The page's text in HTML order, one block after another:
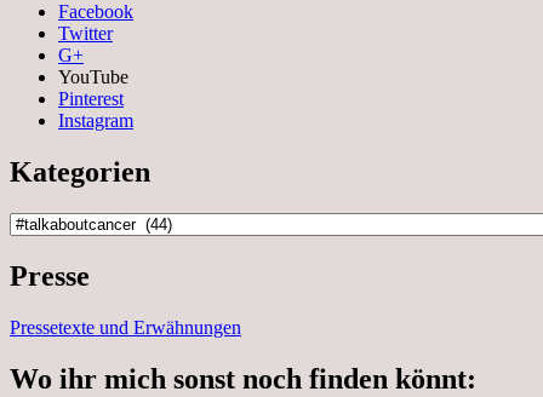
Facebook
Twitter
G+
YouTube
Pinterest
Instagram
Kategorien
Kategorien
Presse
Pressetexte und Erwähnungen
Wo ihr mich sonst noch finden könnt: